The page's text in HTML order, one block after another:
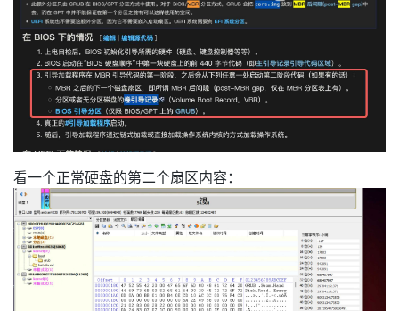
看一个正常硬盘的第二个扇区内容：